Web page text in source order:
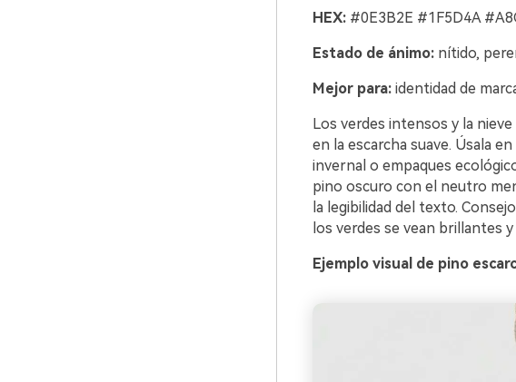
HEX:#0E3B2E #1F5D4A
Estado de ánimo:nítido,
Mejor para:identidad de
Los verdes intensos y la
en la escarcha suave. Úsala
invernal o empaques
pino oscuro con el neutro
la legibilidad del texto.
los verdes se vean brillantes
Ejemplo visual de pino